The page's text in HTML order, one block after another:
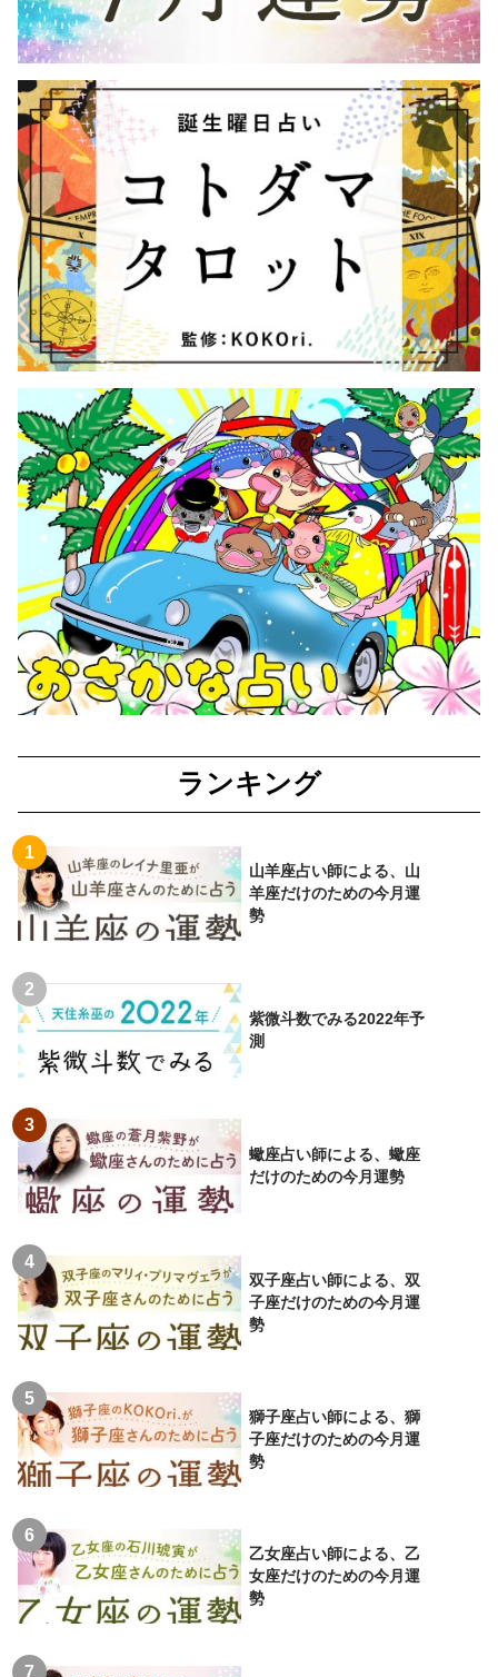
ランキング
山羊座占い師による、山
羊座だけのための今月運
勢
紫微斗数でみる2022年予
測
蠍座占い師による、蠍座
だけのための今月運勢
双子座占い師による、双
子座だけのための今月運
勢
獅子座占い師による、獅
子座だけのための今月運
勢
乙女座占い師による、乙
女座だけのための今月運
勢